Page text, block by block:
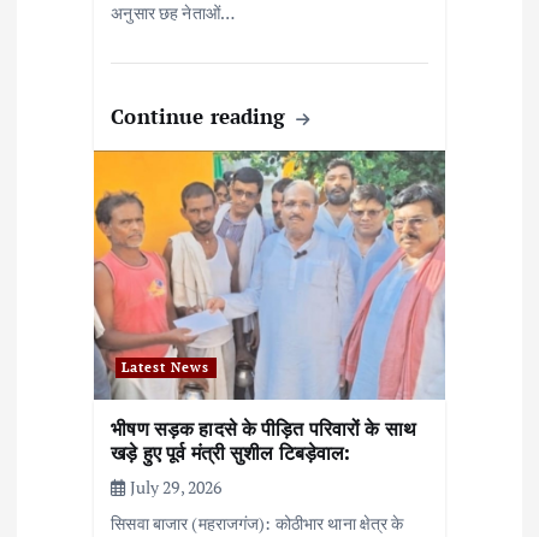
अनुसार छह नेताओं…
Continue reading
Latest News
भीषण सड़क हादसे के पीड़ित परिवारों के साथ
खड़े हुए पूर्व मंत्री सुशील टिबड़ेवाल:
July 29, 2026
सिसवा बाजार (महराजगंज): कोठीभार थाना क्षेत्र के